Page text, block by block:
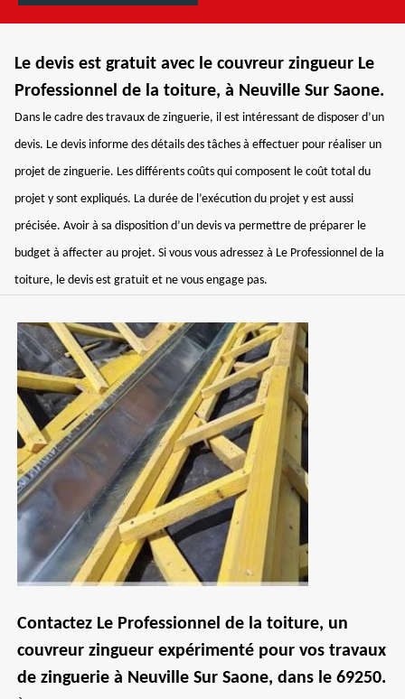
Le devis est gratuit avec le couvreur zingueur Le
Professionnel de la toiture, à Neuville Sur Saone.
Dans le cadre des travaux de zinguerie, il est intéressant de disposer d’un
devis. Le devis informe des détails des tâches à effectuer pour réaliser un
projet de zinguerie. Les différents coûts qui composent le coût total du
projet y sont expliqués. La durée de l’exécution du projet y est aussi
précisée. Avoir à sa disposition d’un devis va permettre de préparer le
budget à affecter au projet. Si vous vous adressez à Le Professionnel de la
toiture, le devis est gratuit et ne vous engage pas.
Contactez Le Professionnel de la toiture, un
couvreur zingueur expérimenté pour vos travaux
de zinguerie à Neuville Sur Saone, dans le 69250.